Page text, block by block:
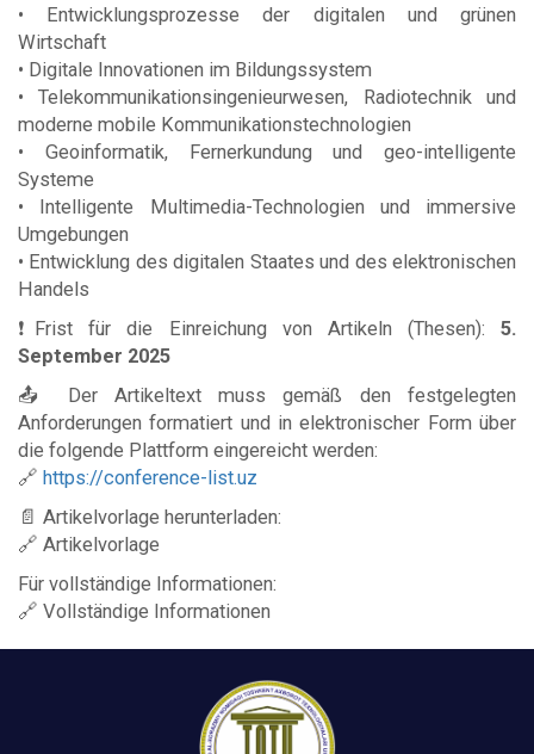
• Entwicklungsprozesse der digitalen und grünen
Wirtschaft
• Digitale Innovationen im Bildungssystem
• Telekommunikationsingenieurwesen, Radiotechnik und
moderne mobile Kommunikationstechnologien
• Geoinformatik, Fernerkundung und geo-intelligente
Systeme
• Intelligente Multimedia-Technologien und immersive
Umgebungen
• Entwicklung des digitalen Staates und des elektronischen
Handels
❗️Frist für die Einreichung von Artikeln (Thesen): 5.
September 2025
📤 Der Artikeltext muss gemäß den festgelegten
Anforderungen formatiert und in elektronischer Form über
die folgende Plattform eingereicht werden:
🔗 https://conference-list.uz
📄 Artikelvorlage herunterladen:
🔗 Artikelvorlage
Für vollständige Informationen:
🔗 Vollständige Informationen